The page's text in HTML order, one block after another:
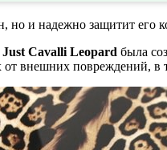
но и надежно защитит его
Just Cavalli Leopard была
внешних повреждений, в